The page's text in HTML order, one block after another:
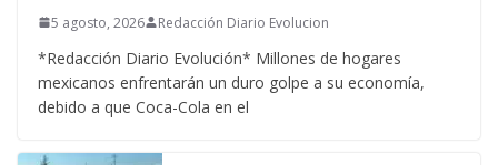
5 agosto, 2026 Redacción Diario Evolucion
*Redacción Diario Evolución* Millones de hogares
mexicanos enfrentarán un duro golpe a su economía,
debido a que Coca-Cola en el